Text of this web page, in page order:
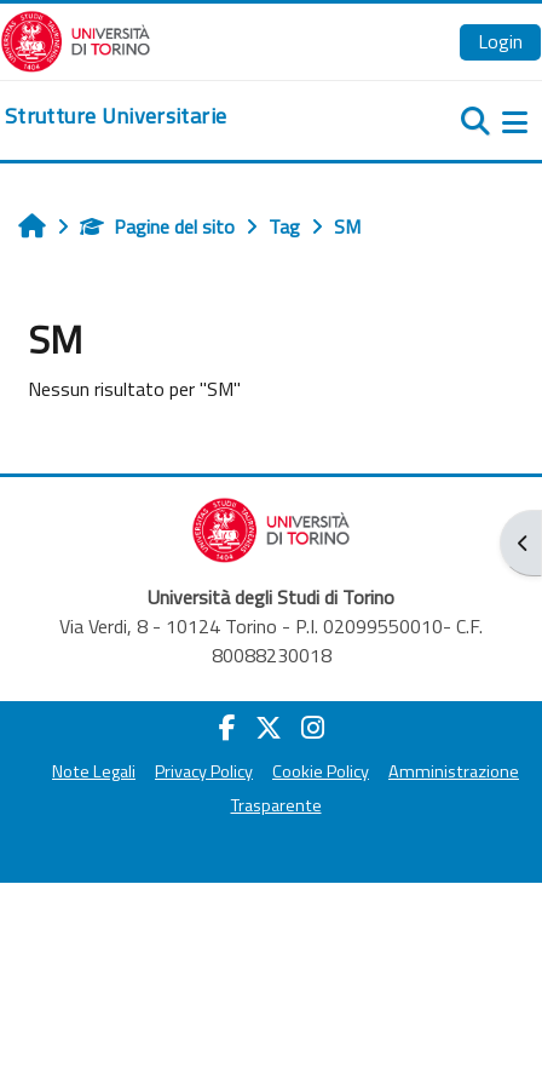
Vai al contenuto principale
Login
Strutture Universitarie
HomePagine del sito Tag SM
SM
Nessun risultato per "SM"
Università degli Studi di Torino
Via Verdi, 8 - 10124 Torino - P.I. 02099550010- C.F.
80088230018
Note Legali Privacy Policy Cookie Policy
Amministrazione
Trasparente